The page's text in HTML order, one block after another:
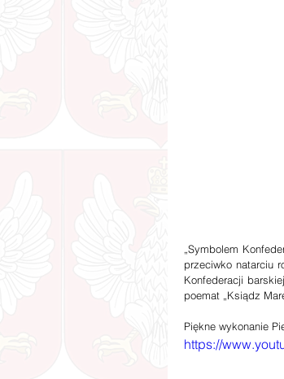
„Symbolem
przeciwko natarciu
Konfederacji
poemat „Ksiądz
Piękne wykonanie
https://